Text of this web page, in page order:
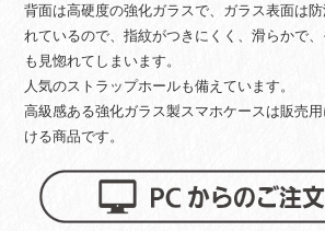
背面は高硬度の強化ガラスで、ガラス表面は
れているので、指紋がつきにくく、滑らかで
も見惚れてしまいます。
人気のストラップホールも備えています。
高級感ある強化ガラス製スマホケースは販売
ける商品です。